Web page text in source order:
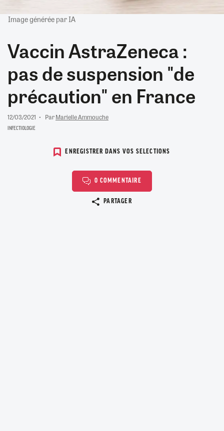
Image générée par IA
Vaccin AstraZeneca :
pas de suspension "de
précaution" en France
12/03/2021 ParMarielle Ammouche
INFECTIOLOGIE
ENREGISTRER DANS VOS SELECTIONS
0 COMMENTAIRE
PARTAGER